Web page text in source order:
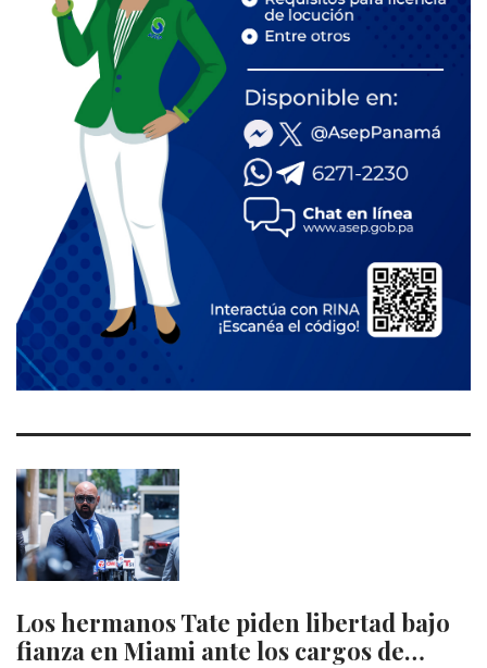
Los hermanos Tate piden libertad bajo
fianza en Miami ante los cargos de…